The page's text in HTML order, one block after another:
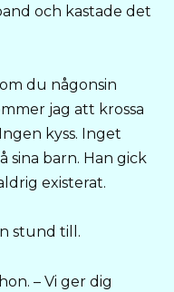
och kastade det
du någonsin
jag att krossa
kyss. Inget
sina barn. Han gick
existerat.
stund till.
– Vi ger dig